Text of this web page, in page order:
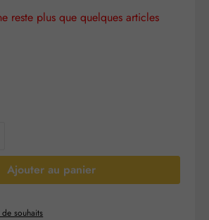
reste plus que quelques articles
produit : Entrez la quantité
Ajouter au panier
souhaits